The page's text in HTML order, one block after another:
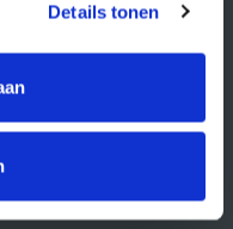
Details tonen